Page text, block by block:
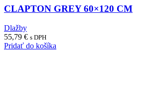
CLAPTON GREY 60×120 CM
Dlažby
55,79 € s DPH
Pridať do košíka